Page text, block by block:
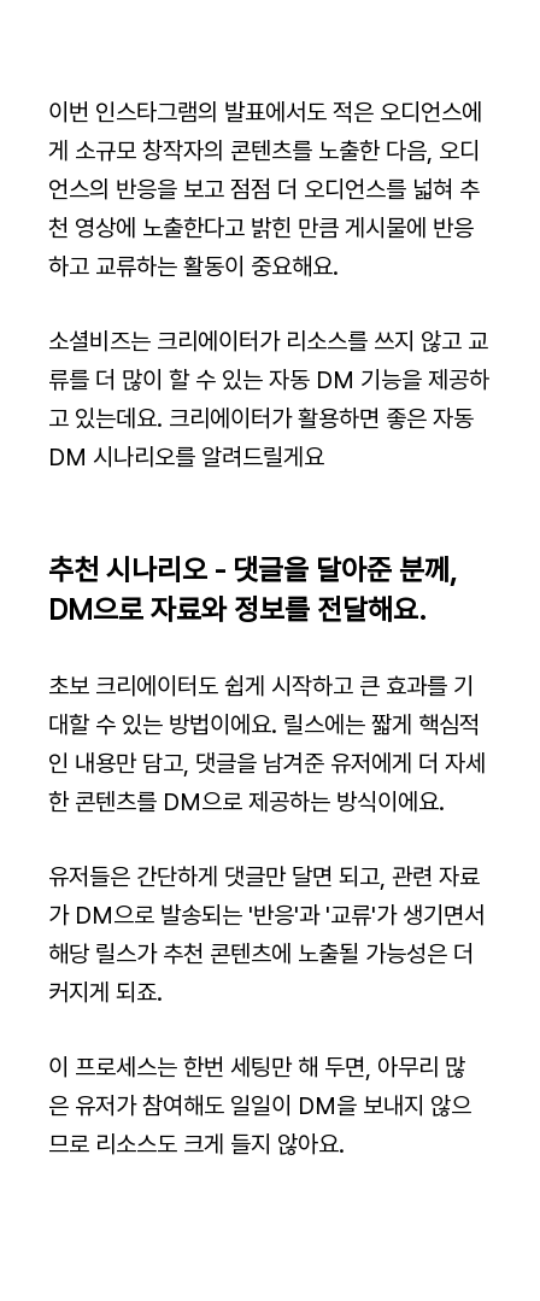
이번 인스타그램의 발표에서도 적은 오디언스에
게 소규모 창작자의 콘텐츠를 노출한 다음, 오디
언스의 반응을 보고 점점 더 오디언스를 넓혀 추
천 영상에 노출한다고 밝힌 만큼 게시물에 반응
하고 교류하는 활동이 중요해요.
소셜비즈는 크리에이터가 리소스를 쓰지 않고 교
류를 더 많이 할 수 있는 자동 DM 기능을 제공하
고 있는데요. 크리에이터가 활용하면 좋은 자동
DM 시나리오를 알려드릴게요
추천 시나리오 - 댓글을 달아준 분께,
DM으로 자료와 정보를 전달해요.
초보 크리에이터도 쉽게 시작하고 큰 효과를 기
대할 수 있는 방법이에요. 릴스에는 짧게 핵심적
인 내용만 담고, 댓글을 남겨준 유저에게 더 자세
한 콘텐츠를 DM으로 제공하는 방식이에요.
유저들은 간단하게 댓글만 달면 되고, 관련 자료
가 DM으로 발송되는 '반응'과 '교류'가 생기면서
해당 릴스가 추천 콘텐츠에 노출될 가능성은 더
커지게 되죠.
이 프로세스는 한번 세팅만 해 두면, 아무리 많
은 유저가 참여해도 일일이 DM을 보내지 않으
므로 리소스도 크게 들지 않아요.